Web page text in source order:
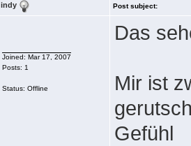
indy Post subject:
Joined: Mar 17, 2007
Posts: 1
Status: Offline
Das
Mir ist
Gefühl